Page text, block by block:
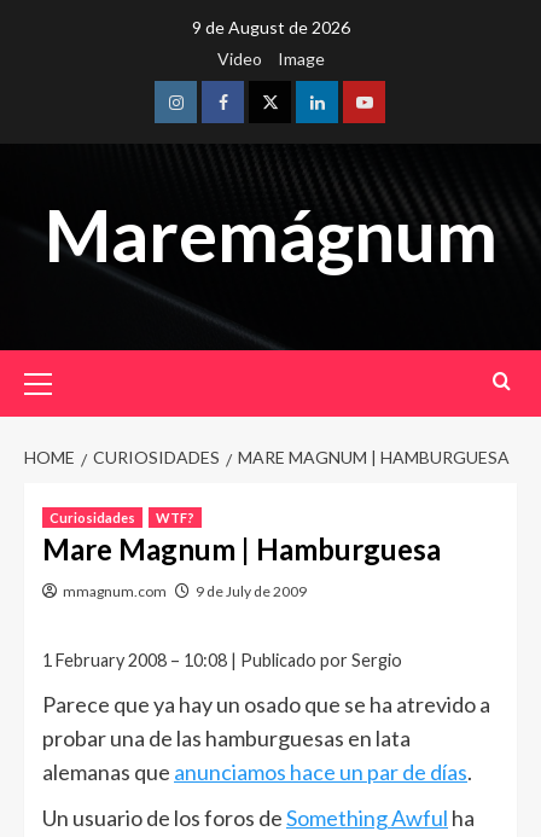
9 de August de 2026
Video
Image
InstagramFacebookTwitterLinkedinYoutube
Maremágnum
Menu
HOME CURIOSIDADES MARE MAGNUM | HAMBURGUESA
Curiosidades WTF?
Mare Magnum | Hamburguesa
mmagnum.com 9 de July de 2009
1 February 2008 – 10:08 | Publicado por Sergio
Parece que ya hay un osado que se ha atrevido a
probar una de las hamburguesas en lata
alemanas que anunciamos hace un par de días.
Un usuario de los foros deSomething Awful ha